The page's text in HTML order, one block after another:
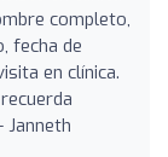
completo,
fecha de
en clínica.
Janneth